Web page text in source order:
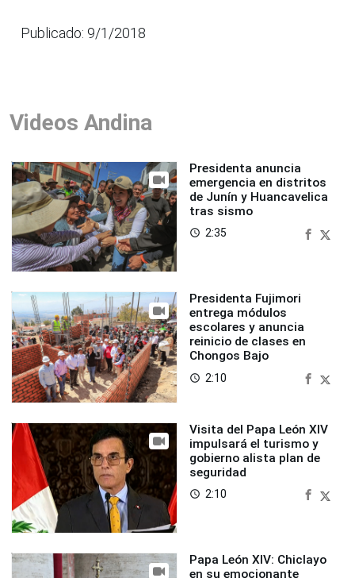
Publicado: 9/1/2018
Videos Andina
Presidenta anuncia
emergencia en distritos
de Junín y Huancavelica
tras sismo
access_time 2:35
Presidenta Fujimori
entrega módulos
escolares y anuncia
reinicio de clases en
Chongos Bajo
access_time 2:10
Visita del Papa León XIV
impulsará el turismo y
gobierno alista plan de
seguridad
access_time 2:10
Papa León XIV: Chiclayo
en su emocionante